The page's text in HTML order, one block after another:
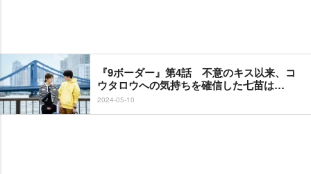
『9ボーダー』第4話 不意のキス以来、コ
ウタロウへの気持ちを確信した七苗は…
2024-05-10